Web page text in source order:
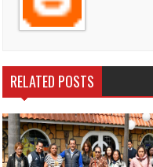
RELATED POSTS